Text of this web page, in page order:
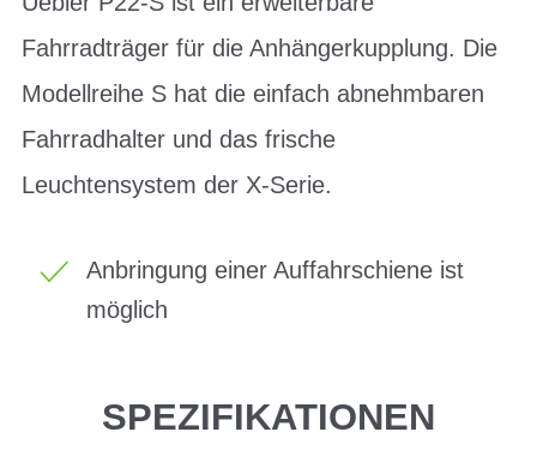
Fahrradträger für die Anhängerkupplung. Die
Modellreihe S hat die einfach abnehmbaren
Fahrradhalter und das frische
Leuchtensystem der X-Serie.
Anbringung einer Auffahrschiene ist
möglich
SPEZIFIKATIONEN